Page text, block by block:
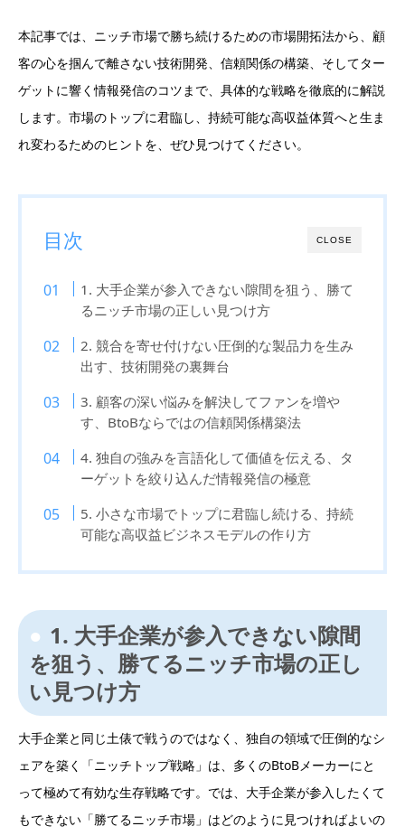
本記事では、ニッチ市場で勝ち続けるための市場開拓法から、顧
客の心を掴んで離さない技術開発、信頼関係の構築、そしてター
ゲットに響く情報発信のコツまで、具体的な戦略を徹底的に解説
します。市場のトップに君臨し、持続可能な高収益体質へと生ま
れ変わるためのヒントを、ぜひ見つけてください。
CLOSE
目次
1. 大手企業が参入できない隙間を狙う、勝て
るニッチ市場の正しい見つけ方
2. 競合を寄せ付けない圧倒的な製品力を生み
出す、技術開発の裏舞台
3. 顧客の深い悩みを解決してファンを増や
す、BtoBならではの信頼関係構築法
4. 独自の強みを言語化して価値を伝える、タ
ーゲットを絞り込んだ情報発信の極意
5. 小さな市場でトップに君臨し続ける、持続
可能な高収益ビジネスモデルの作り方
1. 大手企業が参入できない隙間
を狙う、勝てるニッチ市場の正し
い見つけ方
大手企業と同じ土俵で戦うのではなく、独自の領域で圧倒的なシ
ェアを築く「ニッチトップ戦略」は、多くのBtoBメーカーにと
って極めて有効な生存戦略です。では、大手企業が参入したくて
もできない「勝てるニッチ市場」はどのように見つければよいの